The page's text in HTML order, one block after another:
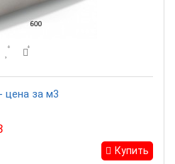
цена за м3
Купить